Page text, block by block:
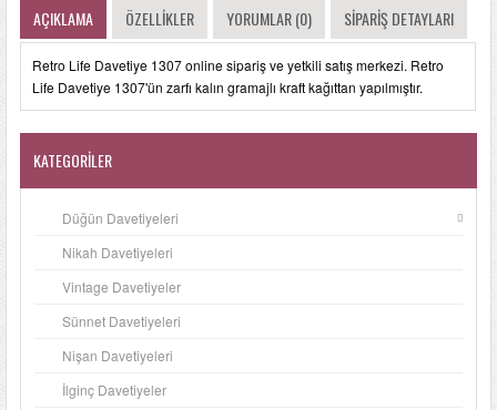
AÇIKLAMA ÖZELLIKLER YORUMLAR (0) SIPARIŞ DETAYLARI
Retro Life Davetiye 1307 online sipariş ve yetkili satış merkezi. Retro
Life Davetiye 1307'ün zarfı kalın gramajlı kraft kağıttan yapılmıştır.
KATEGORILER
Düğün Davetiyeleri
Nikah Davetiyeleri
Vintage Davetiyeler
Sünnet Davetiyeleri
Nişan Davetiyeleri
İlginç Davetiyeler